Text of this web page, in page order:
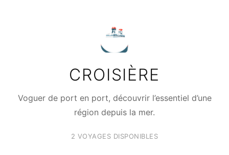
🚢
CROISIÈRE
Voguer de port en port, découvrir l’essentiel d’une
région depuis la mer.
2 VOYAGES DISPONIBLES